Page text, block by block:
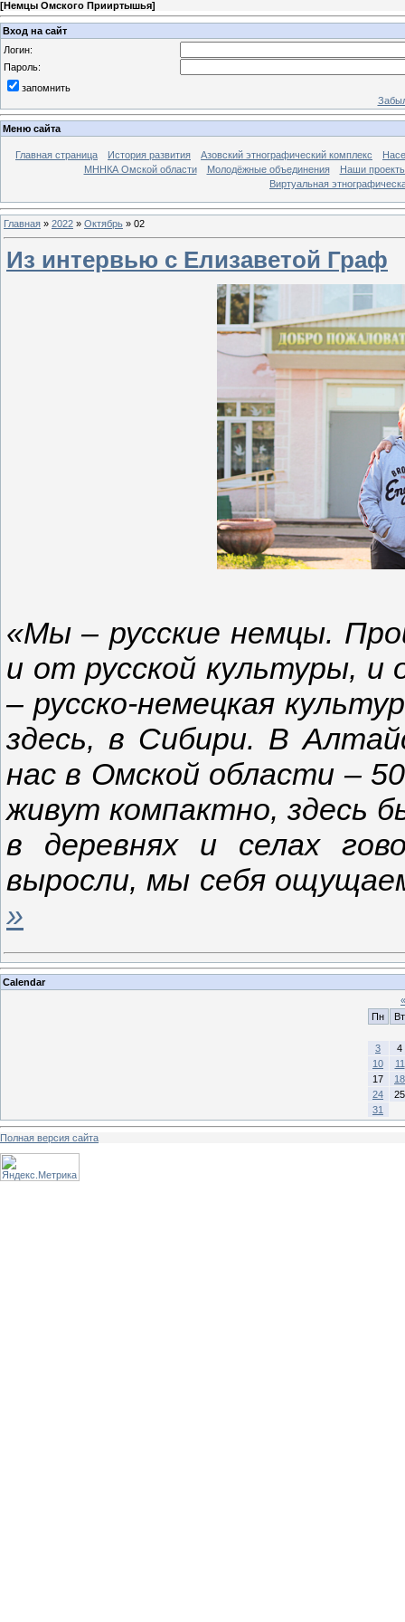
[Немцы Омского Прииртышья]
Вход на сайт
Логин:
Пароль:
запомнить
Меню сайта
Главная страница История развития Азовский этнографический комплекс
МННКА Омской области
Молодёжные объединения
Наши
Виртуальная
Главная » 2022 » Октябрь » 02
Из интервью с Елизаветой Граф
«Мы – русские немцы.
и от русской культуры,
– русско-немецкая
здесь, в Сибири. В
нас в Омской области –
живут компактно, здесь
в деревнях и селах
выросли, мы себя
»
Calendar
«
Пн
Вт
3
4
10
11
17
18
24
25
31
Полная версия сайта